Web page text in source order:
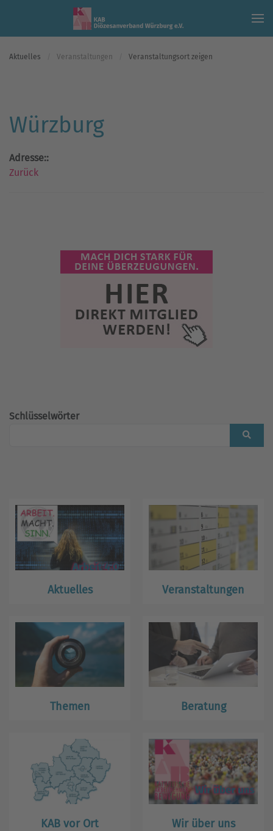
Skip to main content
Aktuelles Veranstaltungen Veranstaltungsort zeigen
Würzburg
Adresse::
Zurück
Schlüsselwörter
Aktuelles Veranstaltungen
Themen Beratung
KAB vor Ort Wir über uns